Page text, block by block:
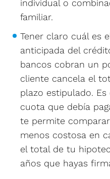
individual o
familiar.
Tener claro cuál es
anticipada del
bancos cobran un
cliente cancela el
plazo estipulado.
cuota que debía
te permite
menos costosa en
el total de tu
años que hayas